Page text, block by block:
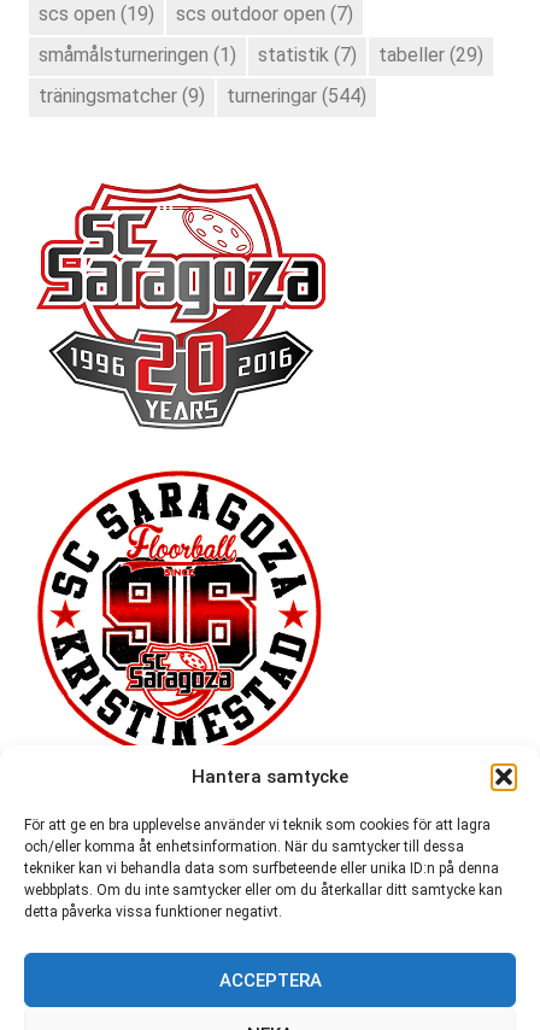
Hantera samtycke
För att ge en bra upplevelse använder vi teknik som cookies för att lagra
och/eller komma åt enhetsinformation. När du samtycker till dessa
tekniker kan vi behandla data som surfbeteende eller unika ID:n på denna
webbplats. Om du inte samtycker eller om du återkallar ditt samtycke kan
detta påverka vissa funktioner negativt.
ACCEPTERA
scs open (19) scs outdoor open (7)
småmålsturneringen (1) statistik (7) tabeller (29)
träningsmatcher (9) turneringar (544)